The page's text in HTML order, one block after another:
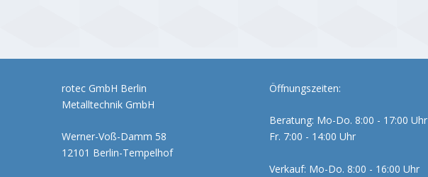
rotec GmbH Berlin
Metalltechnik GmbH
Werner-Voß-Damm 58
12101 Berlin-Tempelhof
Öffnungszeiten:
Beratung: Mo-Do. 8:00 - 17:00 Uhr
Fr. 7:00 - 14:00 Uhr
Verkauf: Mo-Do. 8:00 - 16:00 Uhr